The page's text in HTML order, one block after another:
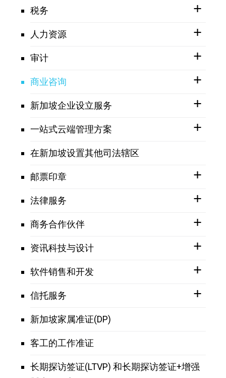
税务
人力资源
审计
商业咨询
新加坡企业设立服务
一站式云端管理方案
在新加坡设置其他司法辖区
邮票印章
法律服务
商务合作伙伴
资讯科技与设计
软件销售和开发
信托服务
新加坡家属准证(DP)
客工的工作准证
长期探访签证(LTVP) 和长期探访签证+增强